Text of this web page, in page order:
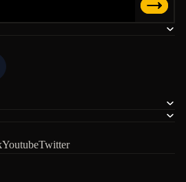
YoutubeTwitter